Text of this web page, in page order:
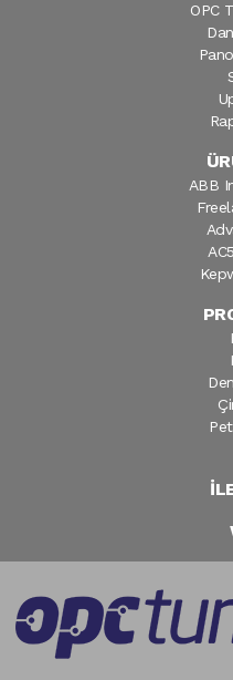
OPC
ABB